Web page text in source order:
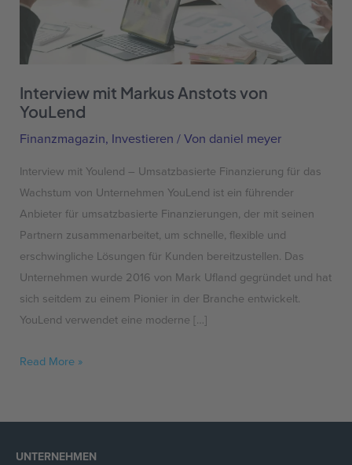
Interview mit Markus Anstots von
YouLend
Finanzmagazin, Investieren / Von daniel meyer
Interview mit Youlend – Umsatzbasierte Finanzierung für das
Wachstum von Unternehmen YouLend ist ein führender
Anbieter für umsatzbasierte Finanzierungen, der mit seinen
Partnern zusammenarbeitet, um schnelle, flexible und
erschwingliche Lösungen für Kunden bereitzustellen. Das
Unternehmen wurde 2016 von Mark Ufland gegründet und hat
sich seitdem zu einem Pionier in der Branche entwickelt.
YouLend verwendet eine moderne […]
von
YouLend
Read More »
UNTERNEHMEN